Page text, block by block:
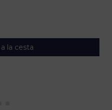
la cesta